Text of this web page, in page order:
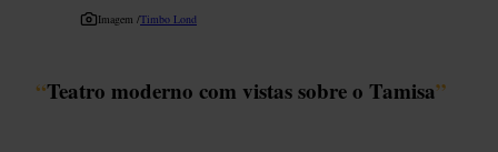
Imagem /Timbo Lond
“Teatro moderno com vistas sobre o Tamisa”